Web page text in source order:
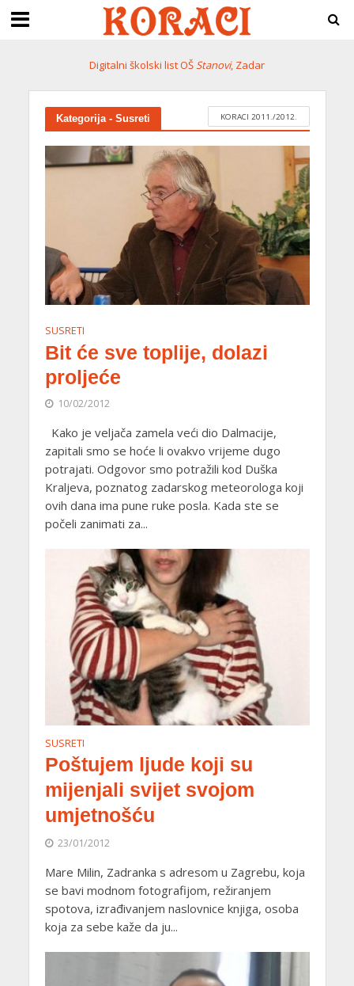
Digitalni školski list OŠStanovi, Zadar
Kategorija - Susreti KORACI 2011./2012.
SUSRETI
Bit će sve toplije, dolazi
proljeće
10/02/2012
Kako je veljača zamela veći dio Dalmacije,
zapitali smo se hoće li ovakvo vrijeme dugo
potrajati. Odgovor smo potražili kod Duška
Kraljeva, poznatog zadarskog meteorologa koji
ovih dana ima pune ruke posla. Kada ste se
počeli zanimati za...
SUSRETI
Poštujem ljude koji su
mijenjali svijet svojom
umjetnošću
23/01/2012
Mare Milin, Zadranka s adresom u Zagrebu, koja
se bavi modnom fotografijom, režiranjem
spotova, izrađivanjem naslovnice knjiga, osoba
koja za sebe kaže da ju...